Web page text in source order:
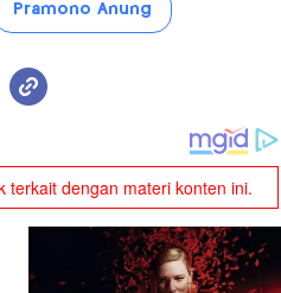
Pramono Anung